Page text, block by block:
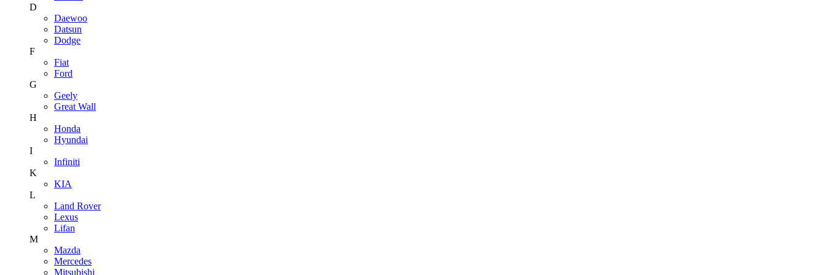
D
Daewoo
Datsun
Dodge
F
Fiat
Ford
G
Geely
Great Wall
H
Honda
Hyundai
I
Infiniti
K
KIA
L
Land Rover
Lexus
Lifan
M
Mazda
Mercedes
Mitsubishi